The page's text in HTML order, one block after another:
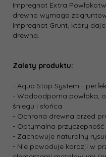
Impregnat Extra
drewno wymaga
Impregnat Grunt, który
drewna.
Zalety produktu:
- Aqua Stop System -
- Wodoodporna powłoka,
śniegu i słońca
- Ochrona drewna przed
- Optymalna
- Zachowuje naturalny
- Nie powoduje korozji w